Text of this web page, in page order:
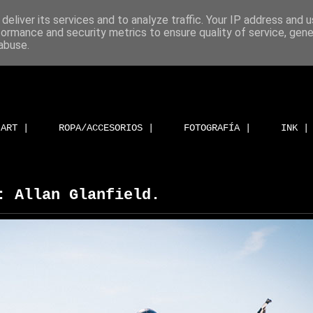
ART | ROPA/ACCESORIOS | FOTOGRAFÍA | INK |
Allan Glanfield.
its services and to analyze traffic. Your IP address and
and security metrics to ensure quality of service,